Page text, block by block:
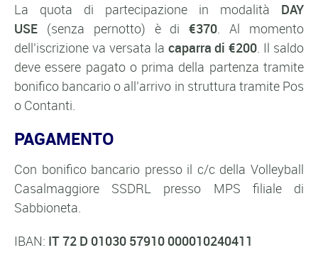
La quota di partecipazione in modalità DAY
USE (senza pernotto) è di€370. Al momento
dell’iscrizione va versata la caparra di €200. Il saldo
deve essere pagato o prima della partenza tramite
bonifico bancario o all’arrivo in struttura tramite Pos
o Contanti.
PAGAMENTO
Con bonifico bancario presso il c/c della Volleyball
Casalmaggiore SSDRL presso MPS filiale di
Sabbioneta.
IBAN: IT 72 D 01030 57910 000010240411